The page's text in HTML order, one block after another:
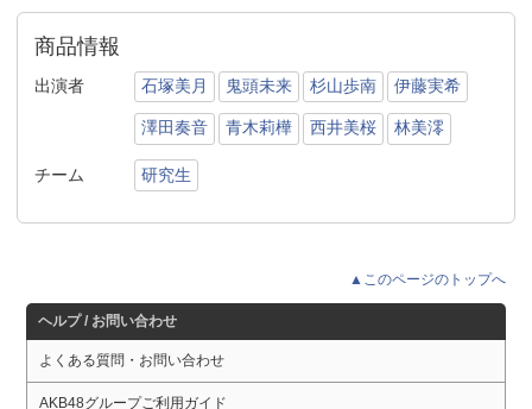
商品情報
出演者 石塚美月 鬼頭未来 杉山歩南 伊藤実希
澤田奏音 青木莉樺 西井美桜 林美澪
チーム 研究生
▲このページのトップへ
ヘルプ / お問い合わせ
よくある質問・お問い合わせ
AKB48グループご利用ガイド